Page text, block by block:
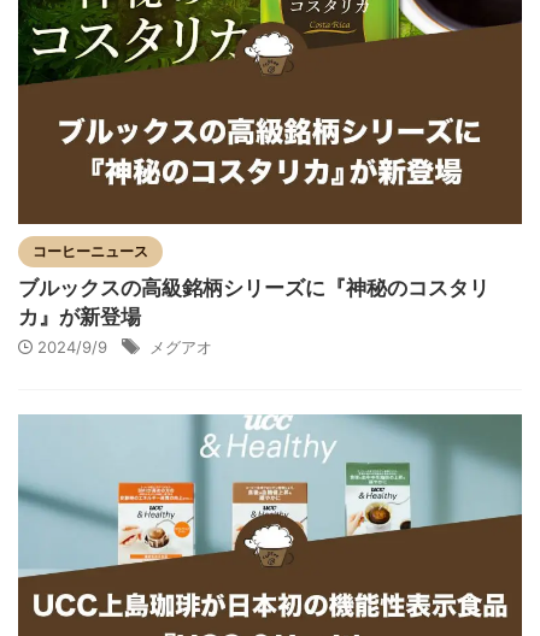
コーヒーニュース
ブルックスの高級銘柄シリーズに『神秘のコスタリ
カ』が新登場
2024/9/9 メグアオ